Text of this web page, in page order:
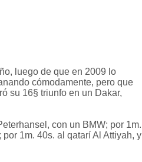
luego de que en 2009 lo
cómodamente, pero que
su 16§ triunfo en un Dakar,
con un BMW; por 1m.
1m. 40s. al qatarí Al Attiyah, y